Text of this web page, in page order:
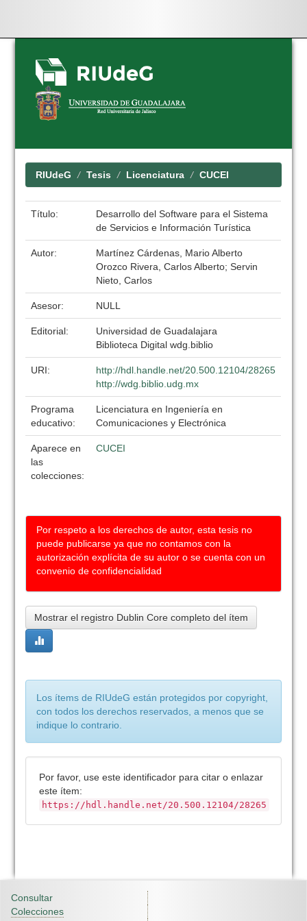
Skip
navigation
RIUdeG Tesis Licenciatura CUCEI
Título:
Desarrollo del Software para el Sistema
de Servicios e Información Turística
Autor:
Martínez Cárdenas, Mario Alberto
Orozco Rivera, Carlos Alberto; Servin
Nieto, Carlos
Asesor: NULL
Editorial:
Universidad de Guadalajara
Biblioteca Digital wdg.biblio
URI:
http://hdl.handle.net/20.500.12104/28265
http://wdg.biblio.udg.mx
Programa
educativo:
Licenciatura en Ingeniería en
Comunicaciones y Electrónica
Aparece en
las
colecciones:
CUCEI
Por respeto a los derechos de autor, esta tesis no
puede publicarse ya que no contamos con la
autorización explícita de su autor o se cuenta con un
convenio de confidencialidad
Mostrar el registro Dublin Core completo del ítem
Los ítems de RIUdeG están protegidos por copyright,
con todos los derechos reservados, a menos que se
indique lo contrario.
Por favor, use este identificador para citar o enlazar
este ítem:
https://hdl.handle.net/20.500.12104/28265
Consultar
Colecciones